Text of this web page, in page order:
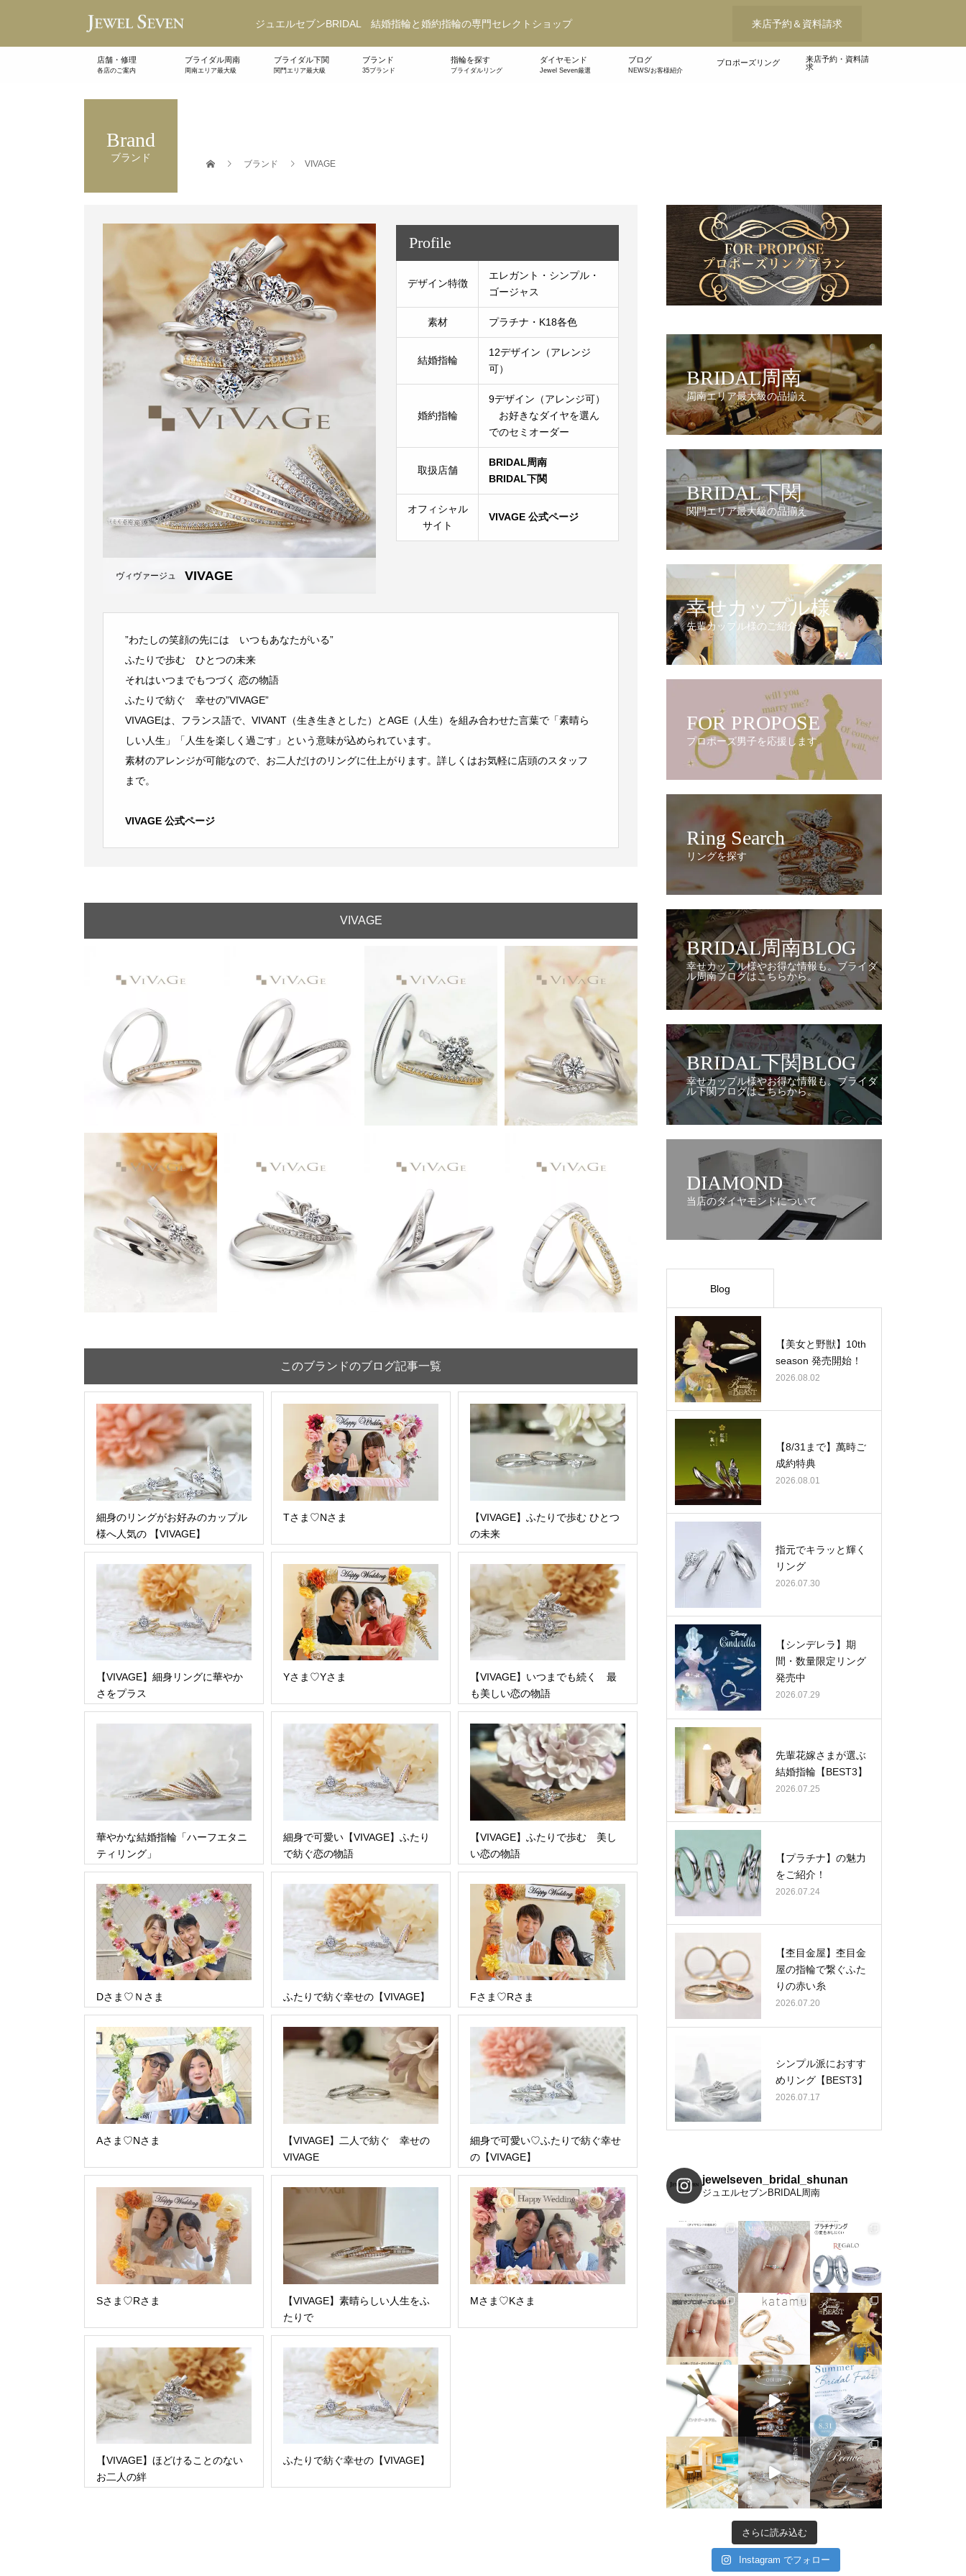
ジュエルセブンBRIDAL 結婚指輪と婚約指輪の専門セレクトショップ 来店予約＆資料請求
店舗・修理
各店のご案内
ブライダル周南
周南エリア最大級
ブライダル下関
関門エリア最大級
ブランド
35ブランド
指輪を探す
ブライダルリング
ダイヤモンド
Jewel Seven厳選
ブログ
NEWS/お客様紹介
プロポーズリング
来店予約・資料請
求
Brand
ブランド
ブランド VIVAGE
ヴィヴァージュ VIVAGE
Profile
デザイン特徴
エレガント・シンプル・
ゴージャス
素材 プラチナ・K18各色
結婚指輪
12デザイン（アレンジ
可）
婚約指輪
9デザイン（アレンジ可）
お好きなダイヤを選ん
でのセミオーダー
取扱店舗
BRIDAL周南
BRIDAL下関
オフィシャル
サイト
VIVAGE 公式ページ
”わたしの笑顔の先には いつもあなたがいる”
ふたりで歩む ひとつの未来
それはいつまでもつづく 恋の物語
ふたりで紡ぐ 幸せの”VIVAGE”
VIVAGEは、フランス語で、VIVANT（生き生きとした）とAGE（人生）を組み合わせた言葉で「素晴ら
しい人生」「人生を楽しく過ごす」という意味が込められています。
素材のアレンジが可能なので、お二人だけのリングに仕上がります。詳しくはお気軽に店頭のスタッフ
まで。
VIVAGE 公式ページ
VIVAGE
このブランドのブログ記事一覧
細身のリングがお好みのカップル
様へ人気の 【VIVAGE】
Tさま♡Nさま
【VIVAGE】ふたりで歩む ひとつ
の未来
【VIVAGE】細身リングに華やか
さをプラス
Yさま♡Yさま
【VIVAGE】いつまでも続く 最
も美しい恋の物語
華やかな結婚指輪「ハーフエタニ
ティリング」
細身で可愛い【VIVAGE】ふたり
で紡ぐ恋の物語
【VIVAGE】ふたりで歩む 美し
い恋の物語
Dさま♡Ｎさま ふたりで紡ぐ幸せの【VIVAGE】 Fさま♡Rさま
Aさま♡Nさま
【VIVAGE】二人で紡ぐ 幸せの
VIVAGE
細身で可愛い♡ふたりで紡ぐ幸せ
の【VIVAGE】
Sさま♡Rさま
【VIVAGE】素晴らしい人生をふ
たりで
Mさま♡Kさま
【VIVAGE】ほどけることのない
お二人の絆
ふたりで紡ぐ幸せの【VIVAGE】
BRIDAL周南
周南エリア最大級の品揃え
BRIDAL下関
関門エリア最大級の品揃え
幸せカップル様
先輩カップル様のご紹介♪
FOR PROPOSE
プロポーズ男子を応援します
Ring Search
リングを探す
BRIDAL周南BLOG
幸せカップル様やお得な情報も。ブライダ
ル周南ブログはこちらから。
BRIDAL下関BLOG
幸せカップル様やお得な情報も。ブライダ
ル下関ブログはこちらから。
DIAMOND
当店のダイヤモンドについて
Blog
【美女と野獣】10th
season 発売開始！
2026.08.02
【8/31まで】萬時ご
成約特典
2026.08.01
指元でキラッと輝く
リング
2026.07.30
【シンデレラ】期
間・数量限定リング
発売中
2026.07.29
先輩花嫁さまが選ぶ
結婚指輪【BEST3】
2026.07.25
【プラチナ】の魅力
をご紹介！
2026.07.24
【杢目金屋】杢目金
屋の指輪で繋ぐふた
りの赤い糸
2026.07.20
シンプル派におすす
めリング【BEST3】
2026.07.17
jewelseven_bridal_shunan
ジュエルセブンBRIDAL周南
さらに読み込む
Instagram でフォロー